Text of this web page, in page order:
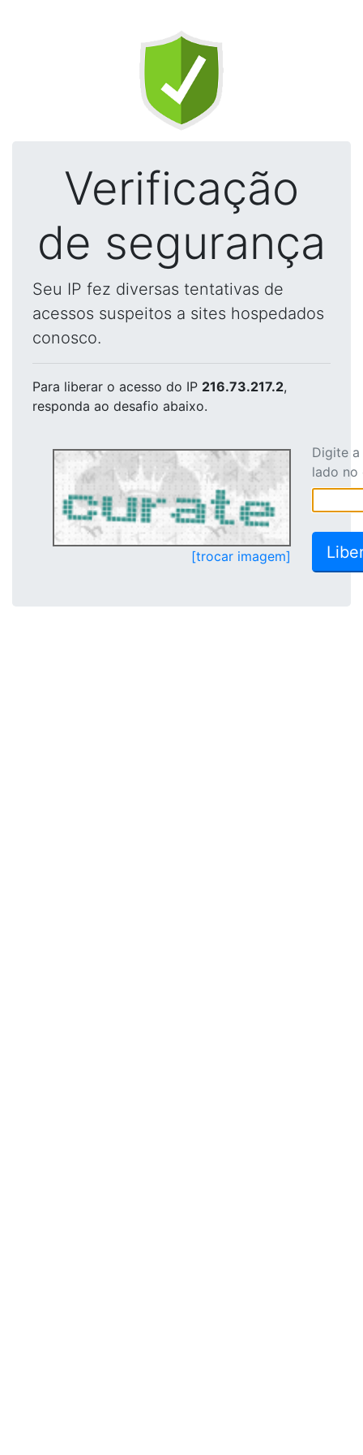
Verificação
de segurança
Seu IP fez diversas tentativas de
acessos suspeitos a sites hospedados
conosco.
Para liberar o acesso do IP 216.73.217.2,
responda ao desafio abaixo.
[trocar imagem]
Digite
lado no